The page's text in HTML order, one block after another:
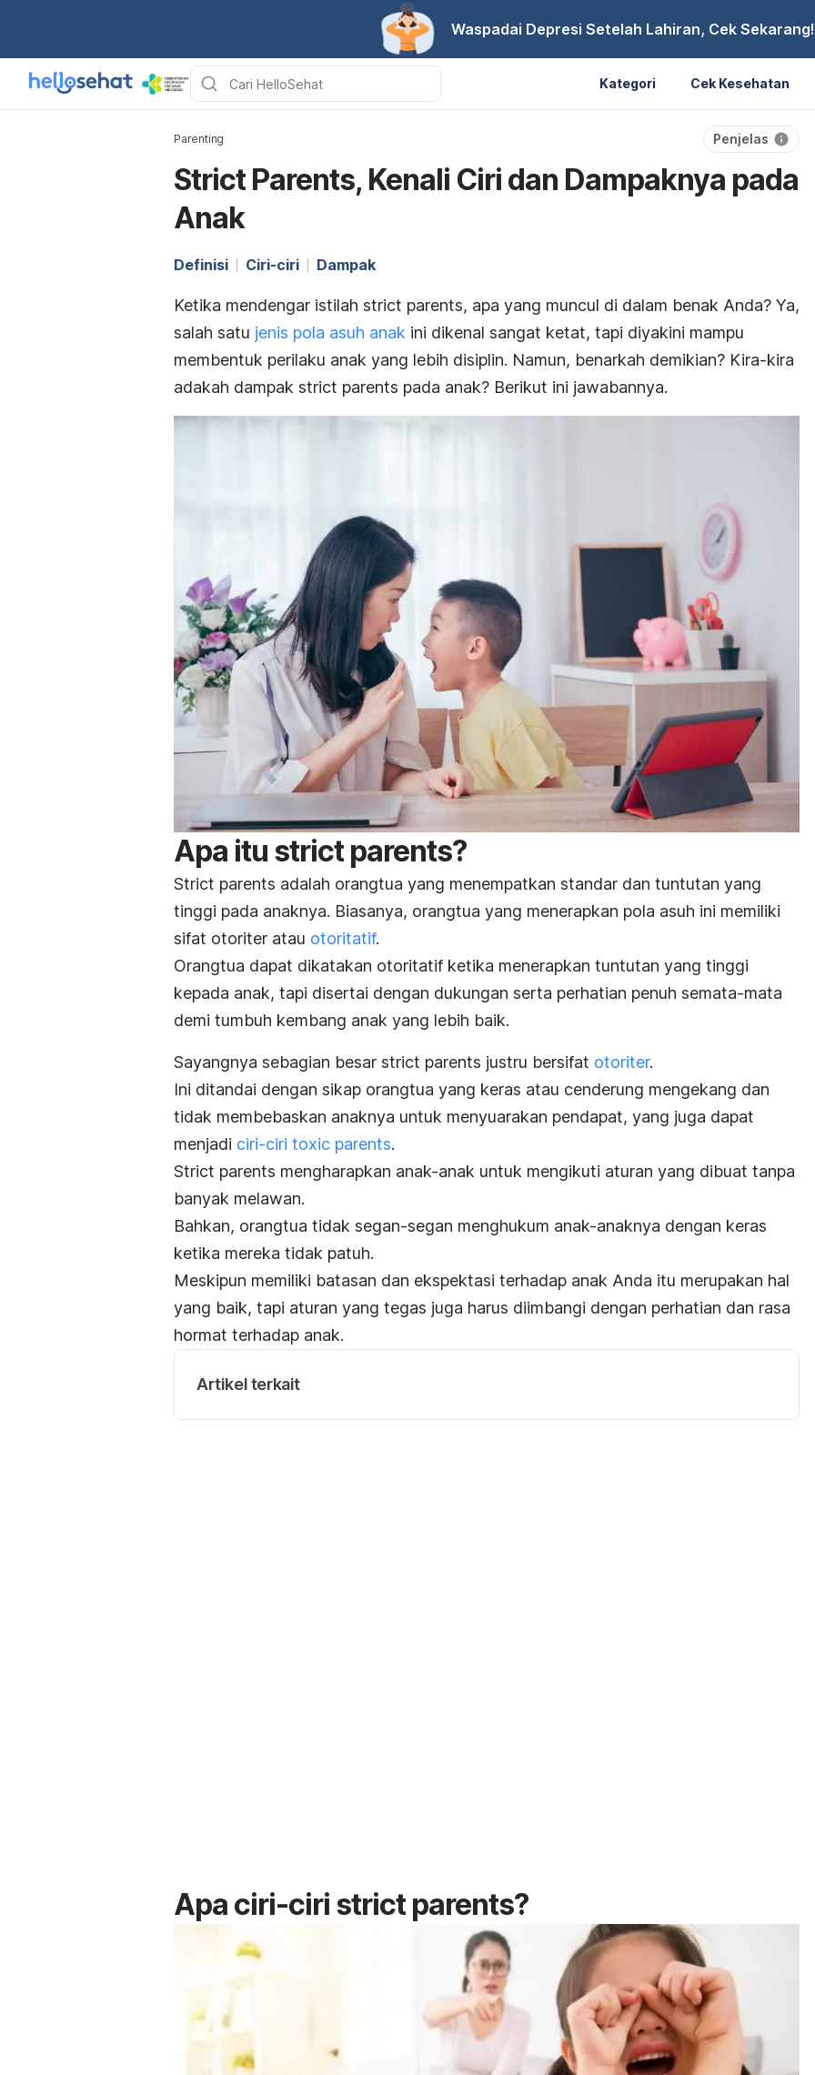
Waspadai Depresi Setelah Lahiran, Cek Sekarang!
Kategori Cek Kesehatan
Parenting Penjelas
Strict Parents, Kenali Ciri dan Dampaknya pada
Anak
Definisi Ciri-ciri Dampak
Ketika mendengar istilah strict parents, apa yang muncul di dalam benak Anda? Ya,
salah satu jenis pola asuh anak ini dikenal sangat ketat, tapi diyakini mampu
membentuk perilaku anak yang lebih disiplin. Namun, benarkah demikian? Kira-kira
adakah dampak strict parents pada anak? Berikut ini jawabannya.
Apa itu strict parents?
Strict parents adalah orangtua yang menempatkan standar dan tuntutan yang
tinggi pada anaknya. Biasanya, orangtua yang menerapkan pola asuh ini memiliki
sifat otoriter atau otoritatif.
Orangtua dapat dikatakan otoritatif ketika menerapkan tuntutan yang tinggi
kepada anak, tapi disertai dengan dukungan serta perhatian penuh semata-mata
demi tumbuh kembang anak yang lebih baik.
Sayangnya sebagian besar strict parents justru bersifat otoriter.
Ini ditandai dengan sikap orangtua yang keras atau cenderung mengekang dan
tidak membebaskan anaknya untuk menyuarakan pendapat, yang juga dapat
menjadi ciri-ciri toxic parents.
Strict parents mengharapkan anak-anak untuk mengikuti aturan yang dibuat tanpa
banyak melawan.
Bahkan, orangtua tidak segan-segan menghukum anak-anaknya dengan keras
ketika mereka tidak patuh.
Meskipun memiliki batasan dan ekspektasi terhadap anak Anda itu merupakan hal
yang baik, tapi aturan yang tegas juga harus diimbangi dengan perhatian dan rasa
hormat terhadap anak.
Artikel terkait
Apa ciri-ciri strict parents?